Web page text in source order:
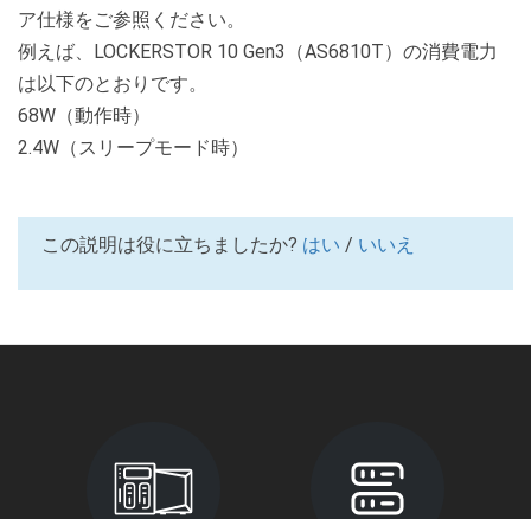
ア仕様をご参照ください。
例えば、LOCKERSTOR 10 Gen3（AS6810T）の消費電力
は以下のとおりです。
68W（動作時）
2.4W（スリープモード時）
この説明は役に立ちましたか? はい / いいえ